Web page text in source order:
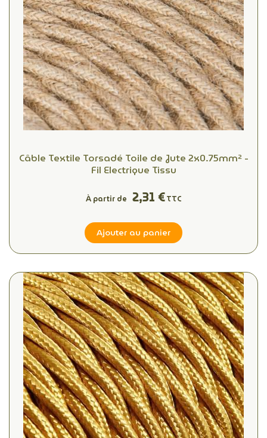
Câble Textile Torsadé Toile de Jute 2x0.75mm² -
Fil Electrique Tissu
À partir de 2,31 €TTC
Ajouter au panier